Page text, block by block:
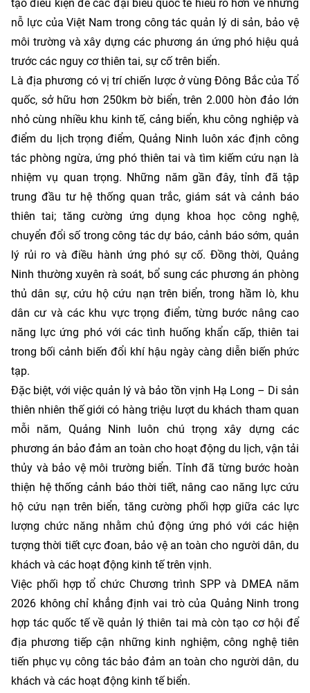
tạo điều kiện để các đại biểu quốc tế hiểu rõ hơn về những
nỗ lực của Việt Nam trong công tác quản lý di sản, bảo vệ
môi trường và xây dựng các phương án ứng phó hiệu quả
trước các nguy cơ thiên tai, sự cố trên biển.
Là địa phương có vị trí chiến lược ở vùng Đông Bắc của Tổ
quốc, sở hữu hơn 250km bờ biển, trên 2.000 hòn đảo lớn
nhỏ cùng nhiều khu kinh tế, cảng biển, khu công nghiệp và
điểm du lịch trọng điểm, Quảng Ninh luôn xác định công
tác phòng ngừa, ứng phó thiên tai và tìm kiếm cứu nạn là
nhiệm vụ quan trọng. Những năm gần đây, tỉnh đã tập
trung đầu tư hệ thống quan trắc, giám sát và cảnh báo
thiên tai; tăng cường ứng dụng khoa học công nghệ,
chuyển đổi số trong công tác dự báo, cảnh báo sớm, quản
lý rủi ro và điều hành ứng phó sự cố. Đồng thời, Quảng
Ninh thường xuyên rà soát, bổ sung các phương án phòng
thủ dân sự, cứu hộ cứu nạn trên biển, trong hầm lò, khu
dân cư và các khu vực trọng điểm, từng bước nâng cao
năng lực ứng phó với các tình huống khẩn cấp, thiên tai
trong bối cảnh biến đổi khí hậu ngày càng diễn biến phức
tạp.
Đặc biệt, với việc quản lý và bảo tồn vịnh Hạ Long – Di sản
thiên nhiên thế giới có hàng triệu lượt du khách tham quan
mỗi năm, Quảng Ninh luôn chú trọng xây dựng các
phương án bảo đảm an toàn cho hoạt động du lịch, vận tải
thủy và bảo vệ môi trường biển. Tỉnh đã từng bước hoàn
thiện hệ thống cảnh báo thời tiết, nâng cao năng lực cứu
hộ cứu nạn trên biển, tăng cường phối hợp giữa các lực
lượng chức năng nhằm chủ động ứng phó với các hiện
tượng thời tiết cực đoan, bảo vệ an toàn cho người dân, du
khách và các hoạt động kinh tế trên vịnh.
Việc phối hợp tổ chức Chương trình SPP và DMEA năm
2026 không chỉ khẳng định vai trò của Quảng Ninh trong
hợp tác quốc tế về quản lý thiên tai mà còn tạo cơ hội để
địa phương tiếp cận những kinh nghiệm, công nghệ tiên
tiến phục vụ công tác bảo đảm an toàn cho người dân, du
khách và các hoạt động kinh tế biển.